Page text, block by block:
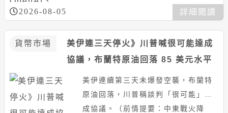
作為 2024 年通過的歐盟《人工智
2026-08-05 詳細閲讀
貨幣市場
美伊連三天停火》川普喊很可能達成
協議，布蘭特原油回落 85 美元水平
美伊連續第三天未爆發空襲，布蘭特
原油回落，川普稱談判「很可能」達
成協議。（前情提要：中東戰火降